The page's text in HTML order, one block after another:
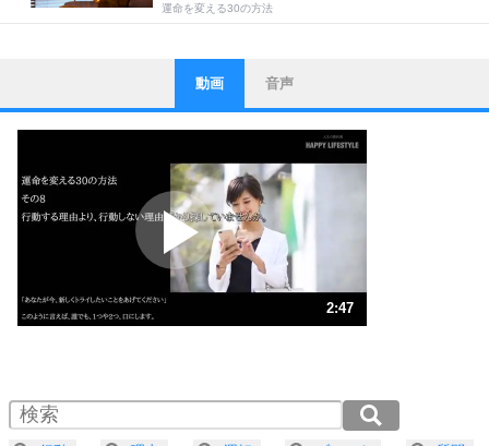
運命を変える30の方法
1
ストレス対策
他人と比べない。
いっそのこと、他人を見ない。
いらいらしない人になる30の方法
プラス思考
ポジティブになれない原因は、行動しないから。
ポジティブ思考になる30の方法
ストレス対策
人生、なんとかなるもの。
気楽に生きる30の方法
4 器の大きい人は、怒りを優しさで表現する。
動画 音声
2:47
2.0倍速 （329KB 1分23秒）
2.5倍速 （263KB 1分7秒）